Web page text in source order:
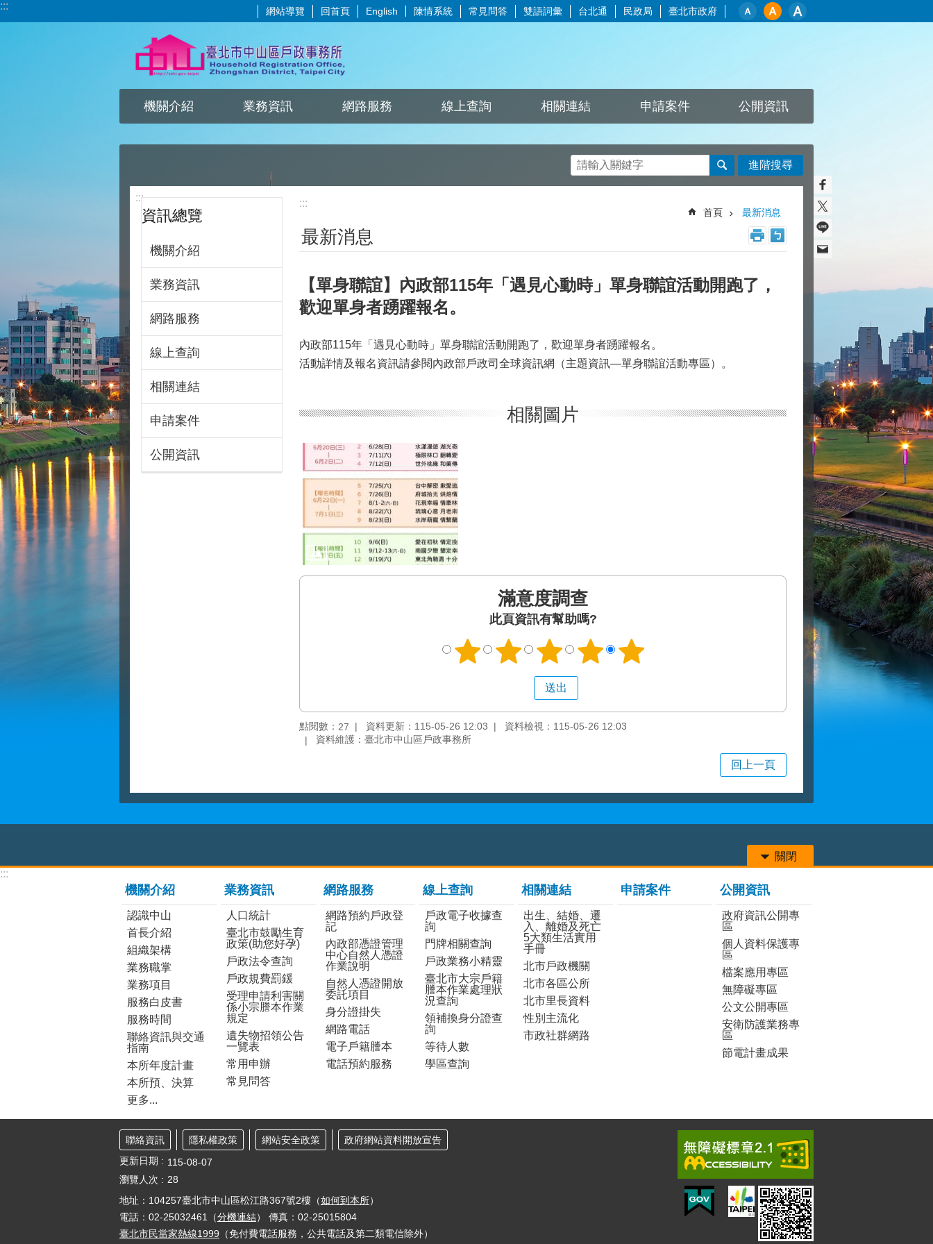
跳到主要內容區塊
::: 網站導覽 回首頁 English 陳情系統 常見問答 雙語詞彙 台北通 民政局 臺北市政府
機關介紹 業務資訊 網路服務 線上查詢 相關連結 申請案件 公開資訊
進階搜尋
:::
資訊總覽
機關介紹
業務資訊
網路服務
線上查詢
相關連結
申請案件
公開資訊
:::
首頁 最新消息
最新消息
【單身聯誼】內政部115年「遇見心動時」單身聯誼活動開跑了，
歡迎單身者踴躍報名。
內政部115年「遇見心動時」單身聯誼活動開跑了，歡迎單身者踴躍報名。
活動詳情及報名資訊請參閱內政部戶政司全球資訊網（主題資訊—單身聯誼活動專區）。
相關圖片
滿意度調查
此頁資訊有幫助嗎?
點閱數： 27 資料更新：115-05-26 12:03
資料檢視：115-05-26 12:03
資料維護：臺北市中山區戶政事務所
回上一頁
關閉
:::
機關介紹
認識中山
首長介紹
組織架構
業務職掌
業務項目
服務白皮書
服務時間
聯絡資訊與交通
指南
本所年度計畫
本所預、決算
更多...
業務資訊
人口統計
臺北市鼓勵生育
政策(助您好孕)
戶政法令查詢
戶政規費罰鍰
受理申請利害關
係小宗謄本作業
規定
遺失物招領公告
一覽表
常用申辦
常見問答
網路服務
網路預約戶政登
記
內政部憑證管理
中心自然人憑證
作業說明
自然人憑證開放
委託項目
身分證掛失
網路電話
電子戶籍謄本
電話預約服務
線上查詢
戶政電子收據查
詢
門牌相關查詢
戶政業務小精靈
臺北市大宗戶籍
謄本作業處理狀
況查詢
領補換身分證查
詢
等待人數
學區查詢
相關連結
出生、結婚、遷
入、離婚及死亡
5大類生活實用
手冊
北市戶政機關
北市各區公所
北市里長資料
性別主流化
市政社群網路
申請案件 公開資訊
政府資訊公開專
區
個人資料保護專
區
檔案應用專區
無障礙專區
公文公開專區
安衛防護業務專
區
節電計畫成果
聯絡資訊 隱私權政策 網站安全政策
政府網站資料開放宣告
更新日期
115-08-07
瀏覽人次
28
地址：104257臺北市中山區松江路367號2樓（如何到本所）
電話：02-25032461（分機連結） 傳真：02-25015804
臺北市民當家熱線1999 （免付費電話服務，公共電話及第二類電信除外）